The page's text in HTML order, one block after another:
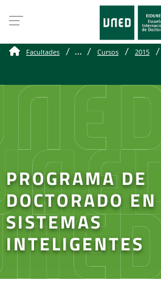
Facultades ... Cursos 2015
PROGRAMA DE
DOCTORADO EN
SISTEMAS
INTELIGENTES